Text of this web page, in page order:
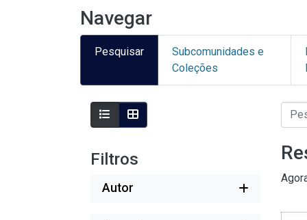
Navegar
Pesquisar
Subcomunidades e
Coleções
Filtros
Autor